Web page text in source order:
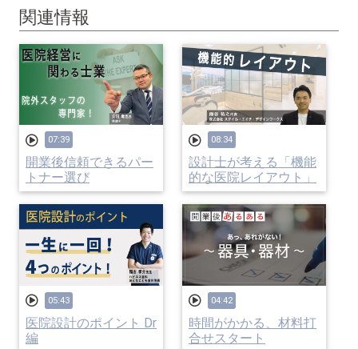
関連情報
07:39
開業後信頼できるパー
トナー選び
08:34
設計士が考える「機能
的な医院レイアウト」
05:43
医院設計のポイント Dr
編
04:42
時間がかかる、材料打
合せスタート